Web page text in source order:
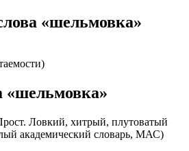
«шельмовка»
«шельмовка»
Ловкий, хитрый, плутоватый
академический словарь, МАС)